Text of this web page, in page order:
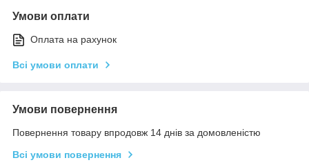
Умови оплати
Оплата на рахунок
Всі умови оплати
Умови повернення
Повернення товару впродовж 14 днів за домовленістю
Всі умови повернення